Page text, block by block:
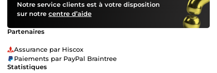
Notre service clients est à votre disposition
sur notre centre d’aide
Partenaires
Assurance par Hiscox
Paiements par PayPal Braintree
Statistiques